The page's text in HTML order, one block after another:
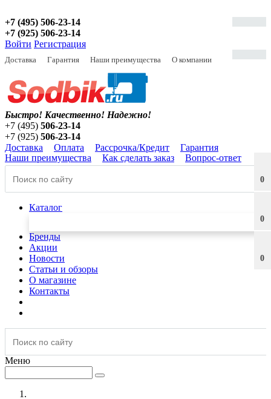
+7 (495) 506-23-14
+7 (925) 506-23-14
Войти Регистрация
Доставка Гарантия Наши преимущества О компании
0
0
0
Быстро! Качественно! Надежно!
+7 (495) 506-23-14
+7 (925) 506-23-14
Доставка
Оплата Рассрочка/Кредит
Гарантия
Наши преимущества
Как сделать заказ Вопрос-ответ
Каталог
Бренды
Акции
Новости
Статьи и обзоры
О магазине
Контакты
Меню